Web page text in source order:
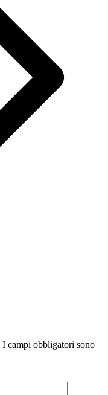
I campi obbligatori sono